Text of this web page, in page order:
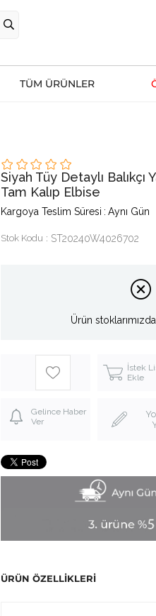
TÜM ÜRÜNLER
Siyah Tüy Detaylı Balıkçı
Tam Kalıp Elbise
Kargoya Teslim Süresi : Aynı Gün
Stok Kodu ST20240W4026702
Ürün stoklarımızda
İstek
Ekle
Gelince Haber
Ver
ÜRÜN ÖZELLIKLERI